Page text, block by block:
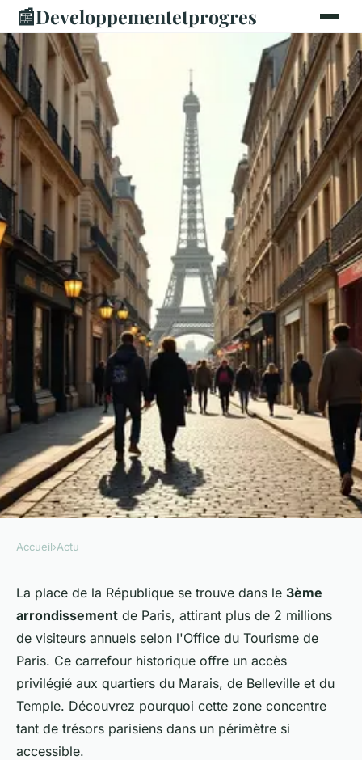
📰Developpementetprogres
République à Paris : un
arrondissement entre histoire
et modernité
Mya•3 décembre 2025•7 min de lecture
Accueil›Actu
La place de la République se trouve dans le 3ème
arrondissement de Paris, attirant plus de 2 millions
de visiteurs annuels selon l'Office du Tourisme de
Paris. Ce carrefour historique offre un accès
privilégié aux quartiers du Marais, de Belleville et du
Temple. Découvrez pourquoi cette zone concentre
tant de trésors parisiens dans un périmètre si
accessible.